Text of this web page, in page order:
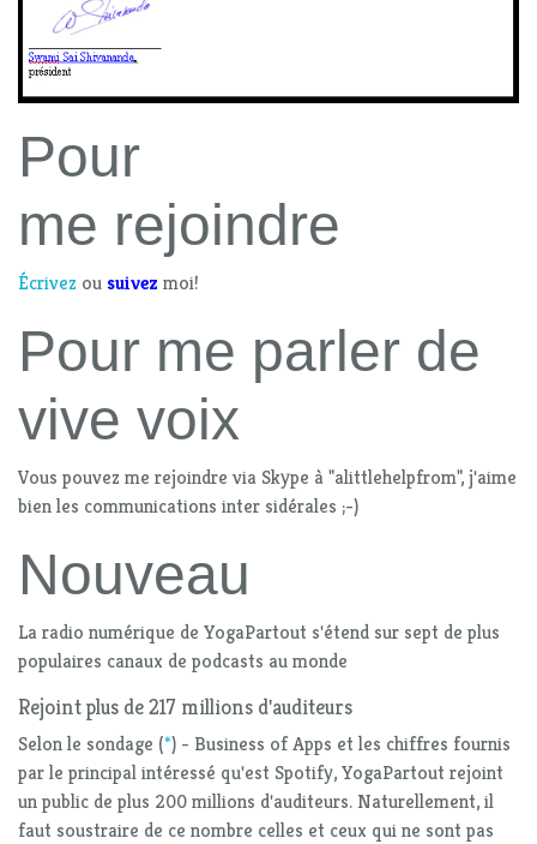
Pour
me rejoindre
Écrivez ousuivez moi!
Pour me parler de
vive voix
Vous pouvez me rejoindre via Skype à "alittlehelpfrom", j'aime
bien les communications inter sidérales ;-)
Nouveau
La radio numérique de YogaPartout s'étend sur sept de plus
populaires canaux de podcasts au monde
Rejoint plus de 217 millions d'auditeurs
Selon le sondage (*) - Business of Apps et les chiffres fournis
par le principal intéressé qu'est Spotify, YogaPartout rejoint
un public de plus 200 millions d'auditeurs. Naturellement, il
faut soustraire de ce nombre celles et ceux qui ne sont pas